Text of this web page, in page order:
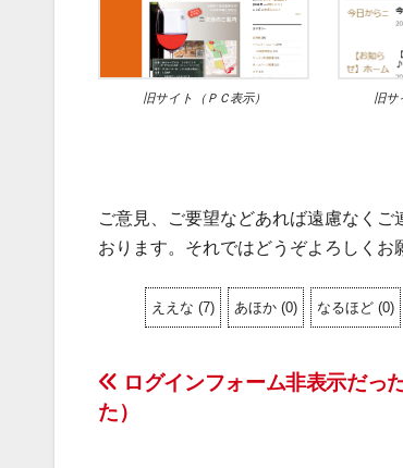
旧サイト（ＰＣ表示） 旧サ
ご意見、ご要望などあれば遠慮なく
おります。それではどうぞよろしくお
ええな (7) あほか (0) なるほど (0)
投
稿
ログインフォーム非表示だっ
た）